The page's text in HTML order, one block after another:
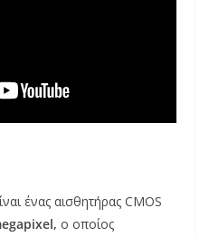
ένας αισθητήρας CMOS
ο οποίος